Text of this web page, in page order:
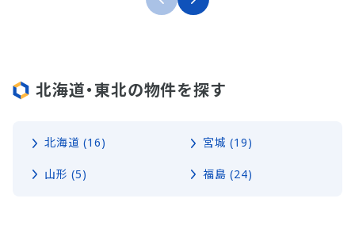
北海道・東北の物件を探す
北海道 (16) 宮城 (19)
山形 (5) 福島 (24)